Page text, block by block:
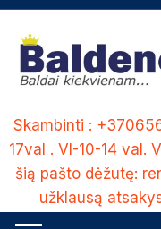
Skip
content
Skambinti :
17val . VI-10-14 val.
šią pašto dėžutę:
užklausą